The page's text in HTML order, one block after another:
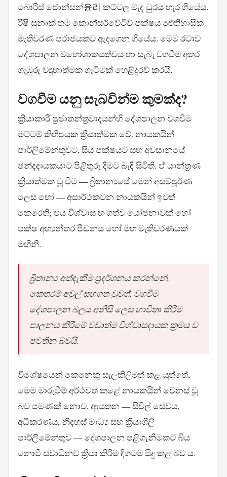
බොරිස් ජොන්සන්윤리 කට්ටල මැද ධුරය හැර ගියේය.
රිෂි සුනාක් තම කොන්සර්වේටිව් පක්ෂය ඓතිහාසික
මැතිවරණ පරාජයකට ඇදගෙන ගියේය. මෙම රටාව
දේශපාලන මහෝශාකයත්වය හා සැබෑ වගවීම අතර
ගැඹුරු ව්‍යුහාත්මක ගැටීමක් හෙළිදරව් කරයි.
වගවීම යනු සැබවින්ම කුමක්ද?
ක්‍රියාකාරී ප්‍රජාතන්ත්‍රවාදයන්හි දේශපාලන වගවීම
මට්ටම් කිහිපයක ක්‍රියාත්මක වේ. නායකයින්
පාර්ලිමේන්තුවට, සිය පක්ෂයට සහ අවසානයේ
ඡන්දදායකයාට පිළිතුරු දීමට බැඳී සිටිති. ඒ යාන්ත්‍රණ
ක්‍රියාත්මක වූ විට — බ්‍රිතාන්‍යයේ මෙන් අසම්පූර්ණ
ලෙස හෝ — අසාර්ථකවන නායකයින් ඉවත්
කෙරෙති; එය විශ්වාස භංගත්ව යෝජනාවක් හෝ
පක්ෂ අභ්‍යන්තර පීඩනය හෝ මහ මැතිවරණයක්
මඟිනි.
බ්‍රිතාන්‍ය අත්දැකීම ප්‍රදර්ශනය කරන්නේ,
කෙතරම් අවුල් සහගත වුවත්, වගවීම
දේශපාලන බලය අනිසි ලෙස භාවිතා කිරීම
පාලනය කිරීමේ වඩාත්ම විශ්වාසදායක ක්‍රමය ව
පවතින බවයි.
විශේෂයෙන් කෙනෙකු සැලකිලිමත් කළ යුත්තේ,
මෙම මාරුවීම් අර්ථවත් කළේ නායකයින් වෙනස් වූ
බව පමණක් නොව, ආයතන — සිවිල් සේවය,
අධිකරණය, නිදහස් මාධ්‍ය සහ ක්‍රියාශීලී
පාර්ලිමේන්තුව — දේශපාලන පළිගැනීමකට බිය
නොවී ස්වාධීනව ක්‍රියා කිරීම දිගටම සිදු කළ බව ය.